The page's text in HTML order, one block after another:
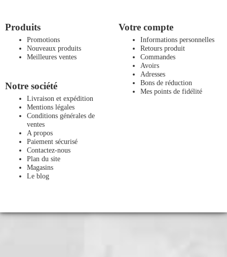
Produits
Promotions
Nouveaux produits
Meilleures ventes
Notre société
Livraison et expédition
Mentions légales
Conditions générales de
ventes
A propos
Paiement sécurisé
Contactez-nous
Plan du site
Magasins
Le blog
Votre compte
Informations personnelles
Retours produit
Commandes
Avoirs
Adresses
Bons de réduction
Mes points de fidélité